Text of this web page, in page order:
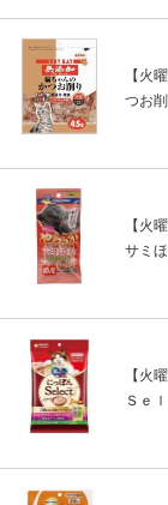
【火
つお
【火
サミ
【火
Ｓｅ